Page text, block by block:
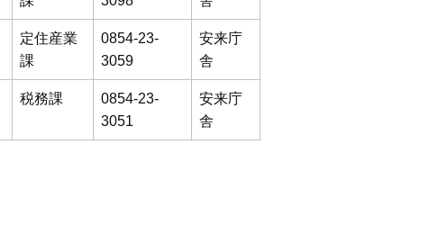
定住産業
課
0854-23-
3059
安来庁
舎
税務課
0854-23-
3051
安来庁
舎